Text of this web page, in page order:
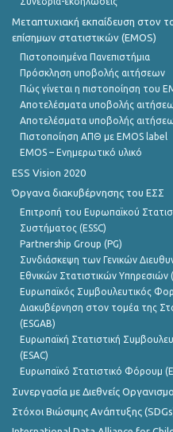
Μεταπτυχιακή εκπαίδευση στον
επίσημων στατιστικών (EMOS)
Πιστοποιημένα Πανεπιστήμια
Πρόσκληση υποβολής αιτήσεων
Πώς γίνεται η πιστοποίηση του
Αποτελέσματα υποβολής
Αποτελέσματα υποβολής
Πιστοποίηση ΑΠΘ με EMOS label
EMOS – Ενημερωτικό υλικό
ESS Vision 2020
Όργανα διακυβέρνησης του ΕΣΣ
Επιτροπή του Ευρωπαϊκού
Συστήματος (ESSC)
Partnership Group (PG)
Συνδιάσκεψη των Γενικών
Εθνικών Στατιστικών Υπηρεσιών
Ευρωπαϊκός Συμβουλευτικός
Διακυβέρνηση στον τομέα της
(ESGAB)
Ευρωπαϊκή Στατιστική
(ESAC)
Ευρωπαϊκό Στατιστικό Φόρουμ
Συνεργασία με Διεθνείς
Στόχοι Βιώσιμης Ανάπτυξης